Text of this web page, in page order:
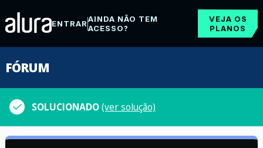
ENTRARAINDA NÃO TEM
ACESSO?
VEJA OS
PLANOS
FÓRUM
SOLUCIONADO(ver solução)